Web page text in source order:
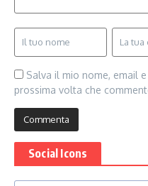
Salva il mio nome, email
prossima volta che
Social Icons